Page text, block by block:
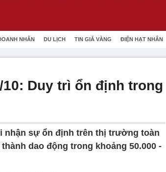
NHÂN DU LỊCH TIN GIÁ VÀNG ĐIỆN HẠT NHÂN
Duy trì ổn định trong
nhận sự ổn định trên thị trường toàn
dao động trong khoảng 50.000 -